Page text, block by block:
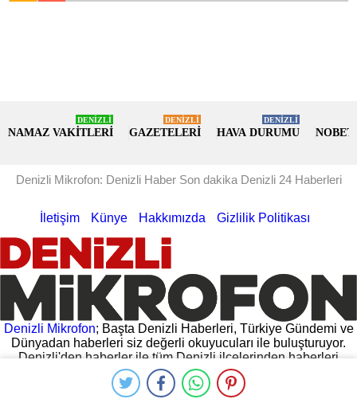
NAMAZ VAKİTLERİ
DENİZLİ
GAZETELERİ
DENİZLİ
HAVA DURUMU
DENİZLİ
Denizli Mikrofon: Denizli Haber Son dakika Denizli 24 Haberleri
İletişim Künye Hakkımızda Gizlilik Politikası
Denizli Mikrofon; Başta Denizli Haberleri, Türkiye Gündemi ve
Dünyadan haberleri siz değerli okuyucuları ile buluşturuyor.
Denizli'den haberler ile tüm Denizli ilçelerinden haberleri
hemen oku. Denizli Valiliğinden gelen açıklamalar, Denizli
Belediyesinin yaptığı açıklamalar ve daha fazlası